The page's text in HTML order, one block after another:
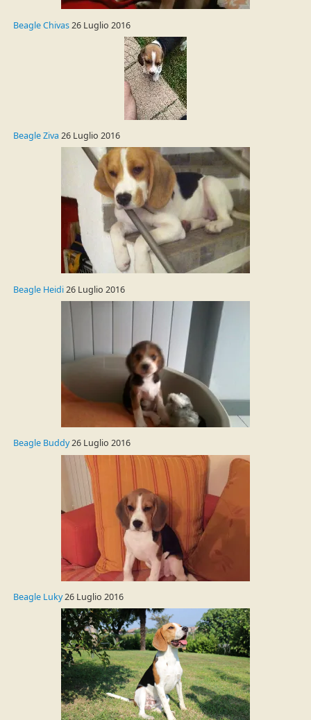
Beagle Chivas26 Luglio 2016
Beagle Ziva 26 Luglio 2016
Beagle Heidi26 Luglio 2016
Beagle Buddy26 Luglio 2016
Beagle Luky26 Luglio 2016